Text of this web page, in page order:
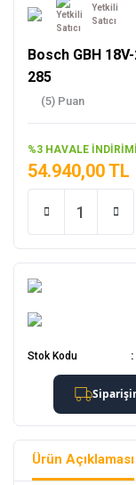
Stok Kodu
Yetkili
Satıcı
Bosch GBH
285
(5) Puan
%3 HAVALE İNDİRİMİ
54.940,00 TL
Ürün Açıklaması